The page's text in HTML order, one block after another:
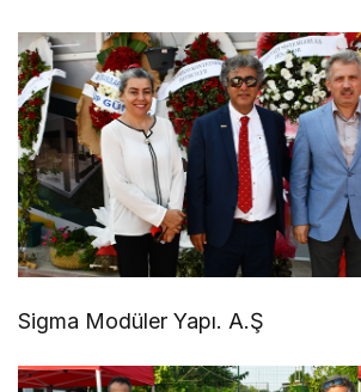
Sigma Modüler Yapı. A.Ş